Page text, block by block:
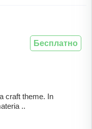
craft theme. In
..
Бесплатно